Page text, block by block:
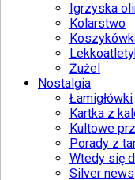
Igrzyska
Kolarstwo
Żużel
Nostalgia
Łamigłówki
Kartka z
Kultowe
Porady z
Wtedy się
Silver news